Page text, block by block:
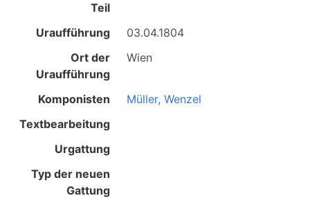
Teil
Uraufführung
03.04.1804
Ort der
Uraufführung
Wien
Komponisten
Müller, Wenzel
Textbearbeitung
Urgattung
Typ der neuen
Gattung